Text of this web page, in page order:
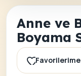
Anne ve
Boyama